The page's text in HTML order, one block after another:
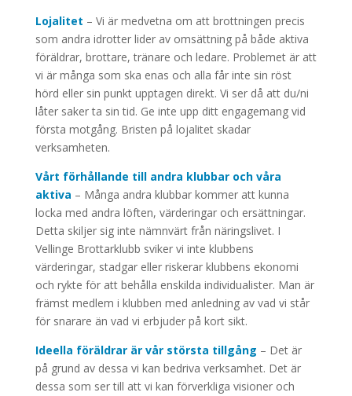
Lojalitet – Vi är medvetna om att brottningen precis
som andra idrotter lider av omsättning på både aktiva
föräldrar, brottare, tränare och ledare. Problemet är att
vi är många som ska enas och alla får inte sin röst
hörd eller sin punkt upptagen direkt. Vi ser då att du/ni
låter saker ta sin tid. Ge inte upp ditt engagemang vid
första motgång. Bristen på lojalitet skadar
verksamheten.
Vårt förhållande till andra klubbar och våra
aktiva – Många andra klubbar kommer att kunna
locka med andra löften, värderingar och ersättningar.
Detta skiljer sig inte nämnvärt från näringslivet. I
Vellinge Brottarklubb sviker vi inte klubbens
värderingar, stadgar eller riskerar klubbens ekonomi
och rykte för att behålla enskilda individualister. Man är
främst medlem i klubben med anledning av vad vi står
för snarare än vad vi erbjuder på kort sikt.
Ideella föräldrar är vår största tillgång – Det är
på grund av dessa vi kan bedriva verksamhet. Det är
dessa som ser till att vi kan förverkliga visioner och